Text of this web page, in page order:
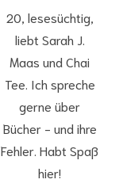
20, lesesüchtig,
liebt Sarah J.
Maas und Chai
Tee. Ich spreche
gerne über
Bücher - und ihre
Fehler. Habt Spaß
hier!